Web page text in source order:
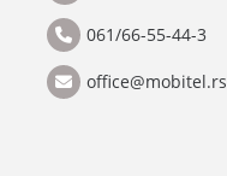
061/66-55-44-3
office@mobitel.rs